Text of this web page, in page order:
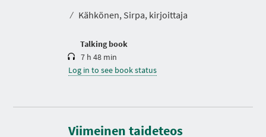
⁄ Kähkönen, Sirpa, kirjoittaja
Talking book
i
7 h 48 min
Log in to see book status
Viimeinen taideteos
D
r